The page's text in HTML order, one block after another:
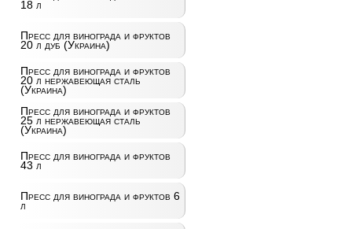
18 л
Пресс для винограда и фруктов
20 л дуб (Украина)
Пресс для винограда и фруктов
20 л нержавеющая сталь
(Украина)
Пресс для винограда и фруктов
25 л нержавеющая сталь
(Украина)
Пресс для винограда и фруктов
43 л
Пресс для винограда и фруктов 6
л